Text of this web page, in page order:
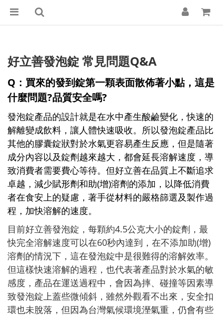
好立善發泡錠 常見問題Q&A
Q：買來的發到錠第一顆表面散佈著小點，這是
什麼問題?品質安全嗎?
發泡錠產品的設計就是在水中產生酸鹼變化，快速的
解離變成飲料，讓人體快速吸收。所以發泡錠產品比
其他的膠囊錠狀對於水氣更容易產生反應，但是隨著
成分內容以及錠劑越來越大，都會延長溶解速度，導
致消費者需要費心等待。但好立善在品質上不斷追求
卓越，減少賦形劑和助(增)溶劑的添加，以降低消費
者在食安上的疑慮，著手從材料的嚴格篩選及製作過
程，加快溶解的速度。
目前好立善發泡錠，每顆約4.5公克大小的錠劑，最
快完全溶解速度可以在60秒內達到，在不添加助(增)
溶劑的情況下，這在發泡錠中是很難得的溶解效率。
但這樣快速溶解的過程，也代表著產品對於水氣的敏
感度，產品在運送過程中，會因為摔、碰撞等因素導
致發泡錠上蓋些微傾斜，雖然外觀看不出來，安全扣
環也未脫落，但因為台灣氣候環境溼氣重，仍會有些